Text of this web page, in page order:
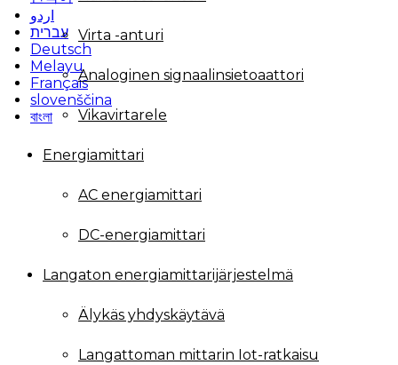
اردو
עברית
Deutsch
Melayu
Français
slovenščina
বাংলা
Virta -anturi
Analoginen signaalinsietoaattori
Vikavirtarele
Energiamittari
AC energiamittari
DC-energiamittari
Langaton energiamittarijärjestelmä
Älykäs yhdyskäytävä
Langattoman mittarin Iot-ratkaisu